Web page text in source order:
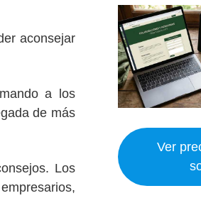
aconsejar
a los
de más
Los
Ver